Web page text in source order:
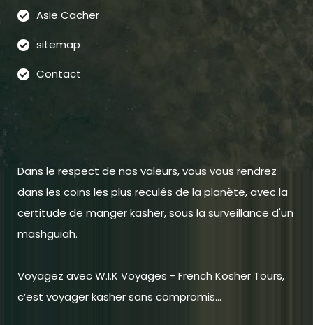
Asie Cacher
sitemap
Contact
Dans le respect de nos valeurs, vous vous rendrez
dans les coins les plus reculés de la planète, avec la
certitude de manger kasher, sous la surveillance d'un
mashguiah.
Voyagez avec W.I.K Voyages - French Kosher Tours,
c’est voyager kasher sans compromis...